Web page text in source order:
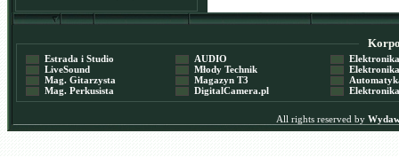
Estrada i Studio
LiveSound
Mag. Gitarzysta
Mag. Perkusista
AUDIO
Młody Technik
Magazyn T3
DigitalCamera.pl
Elektronika
Elektronika
Automatyka
Elektronika
All rights reserved by